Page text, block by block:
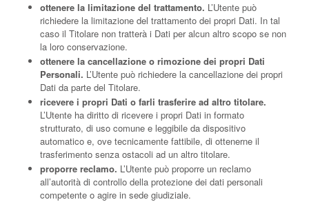
ottenere la limitazione del trattamento. L’Utente può
richiedere la limitazione del trattamento dei propri Dati. In tal
caso il Titolare non tratterà i Dati per alcun altro scopo se non
la loro conservazione.
ottenere la cancellazione o rimozione dei propri Dati
Personali. L’Utente può richiedere la cancellazione dei propri
Dati da parte del Titolare.
ricevere i propri Dati o farli trasferire ad altro titolare.
L’Utente ha diritto di ricevere i propri Dati in formato
strutturato, di uso comune e leggibile da dispositivo
automatico e, ove tecnicamente fattibile, di ottenerne il
trasferimento senza ostacoli ad un altro titolare.
proporre reclamo. L’Utente può proporre un reclamo
all’autorità di controllo della protezione dei dati personali
competente o agire in sede giudiziale.